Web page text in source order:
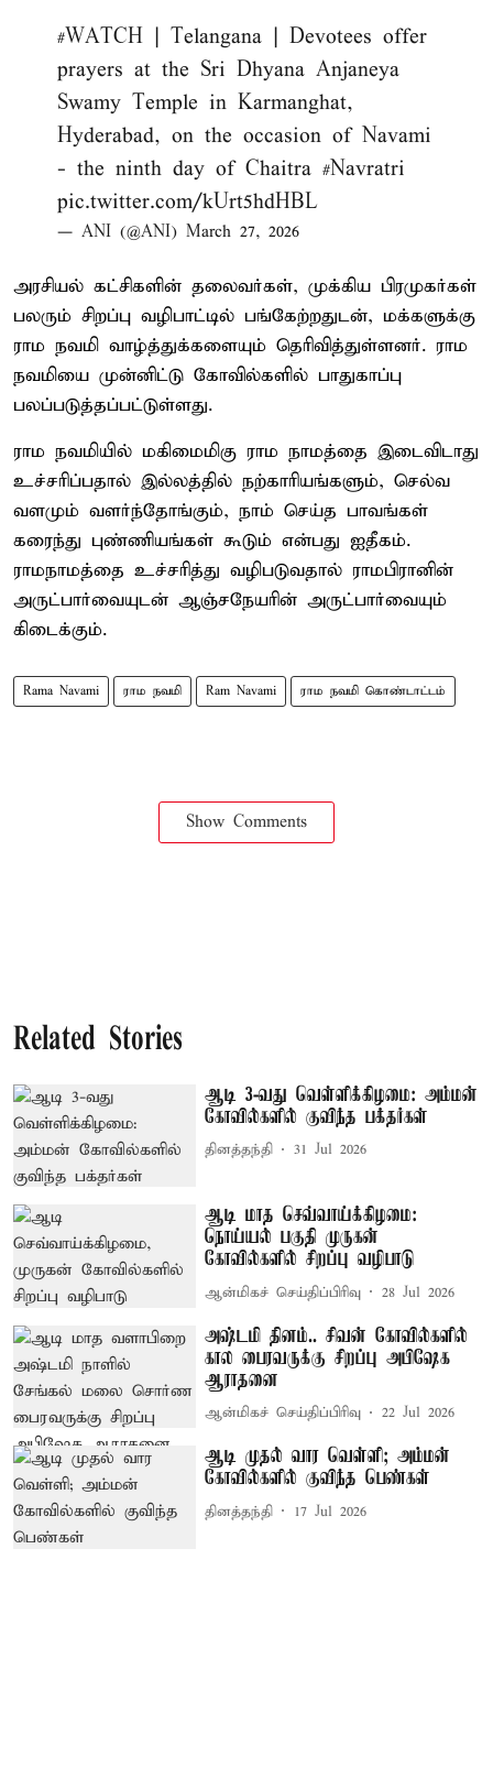
#WATCH | Telangana | Devotees offer
prayers at the Sri Dhyana Anjaneya
Swamy Temple in Karmanghat,
Hyderabad, on the occasion of Navami
- the ninth day of Chaitra #Navratri
pic.twitter.com/kUrt5hdHBL
— ANI (@ANI) March 27, 2026
அரசியல் கட்சிகளின் தலைவர்கள், முக்கிய பிரமுகர்கள்
பலரும் சிறப்பு வழிபாட்டில் பங்கேற்றதுடன், மக்களுக்கு
ராம நவமி வாழ்த்துக்களையும் தெரிவித்துள்ளனர். ராம
நவமியை முன்னிட்டு கோவில்களில் பாதுகாப்பு
பலப்படுத்தப்பட்டுள்ளது.
ராம நவமியில் மகிமைமிகு ராம நாமத்தை இடைவிடாது
உச்சரிப்பதால் இல்லத்தில் நற்காரியங்களும், செல்வ
வளமும் வளர்ந்தோங்கும், நாம் செய்த பாவங்கள்
கரைந்து புண்ணியங்கள் கூடும் என்பது ஐதீகம்.
ராமநாமத்தை உச்சரித்து வழிபடுவதால் ராமபிரானின்
அருட்பார்வையுடன் ஆஞ்சநேயரின் அருட்பார்வையும்
கிடைக்கும்.
Rama Navami ராம நவமி Ram Navami ராம நவமி கொண்டாட்டம்
Show Comments
Related Stories
ஆடி 3-வது வெள்ளிக்கிழமை: அம்மன்
கோவில்களில் குவிந்த பக்தர்கள்
தினத்தந்தி 31 Jul 2026
ஆடி மாத செவ்வாய்க்கிழமை:
நொய்யல் பகுதி முருகன்
கோவில்களில் சிறப்பு வழிபாடு
ஆன்மிகச் செய்திப்பிரிவு 28 Jul 2026
அஷ்டமி தினம்.. சிவன் கோவில்களில்
கால பைரவருக்கு சிறப்பு அபிஷேக
ஆராதனை
ஆன்மிகச் செய்திப்பிரிவு 22 Jul 2026
ஆடி முதல் வார வெள்ளி; அம்மன்
கோவில்களில் குவிந்த பெண்கள்
தினத்தந்தி 17 Jul 2026